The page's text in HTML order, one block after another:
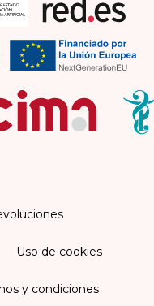
Uso de cookies
y condiciones